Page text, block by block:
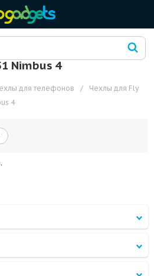
Nimbus 4
для телефонов /
Чехлы для Fly
4